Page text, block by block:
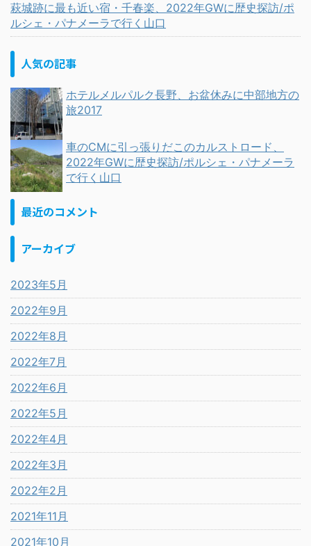
萩城跡に最も近い宿・千春楽、2022年GWに歴史探訪/ポ
ルシェ・パナメーラで行く山口
人気の記事
ホテルメルパルク長野、お盆休みに中部地方の
旅2017
車のCMに引っ張りだこのカルストロード、
2022年GWに歴史探訪/ポルシェ・パナメーラ
で行く山口
最近のコメント
アーカイブ
2023年5月
2022年9月
2022年8月
2022年7月
2022年6月
2022年5月
2022年4月
2022年3月
2022年2月
2021年11月
2021年10月